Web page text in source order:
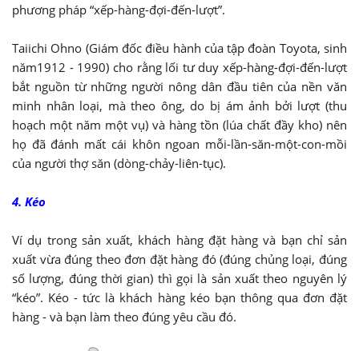
phương pháp “xếp-hàng-đợi-đến-lượt”.
Taiichi Ohno (Giám đốc điều hành của tập đoàn Toyota, sinh
năm1912 - 1990) cho rằng lối tư duy xếp-hàng-đợi-đến-lượt
bắt nguồn từ những người nông dân đầu tiên của nền văn
minh nhân loại, mà theo ông, do bị ám ảnh bởi lượt (thu
hoạch một năm một vụ) và hàng tồn (lúa chất đầy kho) nên
họ đã đánh mất cái khôn ngoan mỗi-lần-săn-một-con-mồi
của người thợ săn (dòng-chảy-liên-tục).
4. Kéo
Ví dụ trong sản xuất, khách hàng đặt hàng và bạn chỉ sản
xuất vừa đúng theo đơn đặt hàng đó (đúng chủng loại, đúng
số lượng, đúng thời gian) thì gọi là sản xuất theo nguyên lý
“kéo”. Kéo - tức là khách hàng kéo bạn thông qua đơn đặt
hàng - và bạn làm theo đúng yêu cầu đó.